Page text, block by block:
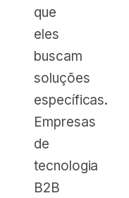
que
eles
buscam
soluções
específicas.
Empresas
de
tecnologia
B2B